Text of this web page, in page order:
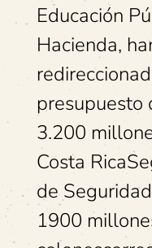
Educación
Hacienda,
presupuesto
3.200
Costa
de
1900